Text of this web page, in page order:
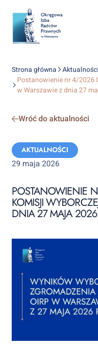
Strona główna
Aktualności
Postanowienie nr 4/2026
w Warszawie z dnia 27
Wróć do aktualności
Categories:
AKTUALNOŚCI
29 maja 2026
POSTANOWIENIE
KOMISJI
DNIA 27 MAJA